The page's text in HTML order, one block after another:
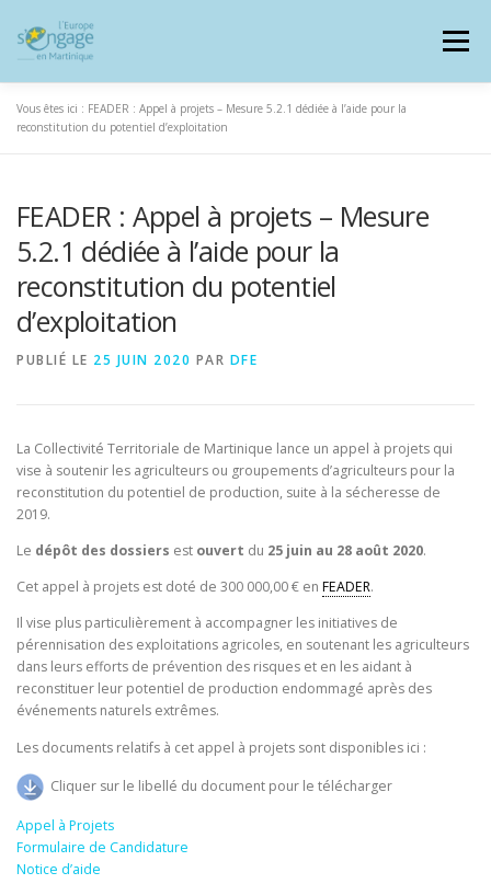
contenu
Menu
PROGRAMMES J’AI UN PROJET
JE SUIS BÉNÉFICIAIRE
RESSOURCES DOCUMENTAIRES
SIGNALER UNE FRAUDE
Vous êtes ici : FEADER : Appel à projets – Mesure 5.2.1 dédiée à l’aide pour la
reconstitution du potentiel d’exploitation
FEADER : Appel à projets – Mesure
5.2.1 dédiée à l’aide pour la
reconstitution du potentiel
d’exploitation
PUBLIÉ LE 25 JUIN 2020 PAR DFE
La Collectivité Territoriale de Martinique lance un appel à projets qui
vise à soutenir les agriculteurs ou groupements d’agriculteurs pour la
reconstitution du potentiel de production, suite à la sécheresse de
2019.
Le dépôt des dossiers est ouvert du 25 juin au 28 août 2020.
Cet appel à projets est doté de 300 000,00 € en FEADER.
Il vise plus particulièrement à accompagner les initiatives de
pérennisation des exploitations agricoles, en soutenant les agriculteurs
dans leurs efforts de prévention des risques et en les aidant à
reconstituer leur potentiel de production endommagé après des
événements naturels extrêmes.
Les documents relatifs à cet appel à projets sont disponibles ici :
Cliquer sur le libellé du document pour le télécharger
Appel à Projets
Formulaire de Candidature
Notice d’aide